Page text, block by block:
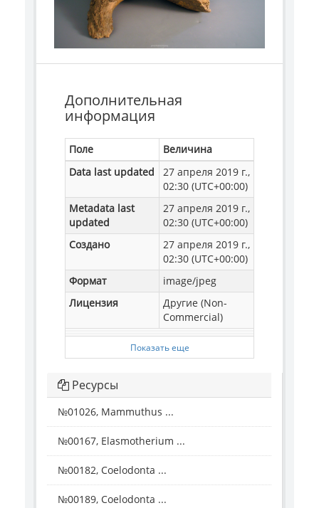
Дополнительная
информация
Поле
Величина
Data last updated
27 апреля 2019 г.,
02:30 (UTC+00:00)
Metadata last
updated
27 апреля 2019 г.,
02:30 (UTC+00:00)
Создано
27 апреля 2019 г.,
02:30 (UTC+00:00)
Формат
image/jpeg
Лицензия
Другие (Non-
Commercial)
Показать еще
Ресурсы
№01026, Mammuthus ...
№00167, Elasmotherium ...
№00182, Coelodonta ...
№00189, Coelodonta ...